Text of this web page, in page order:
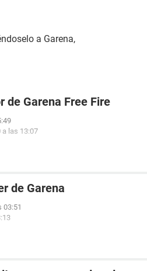
a Garena,
de Garena Free Fire
a las 13:07
de Garena
03:51